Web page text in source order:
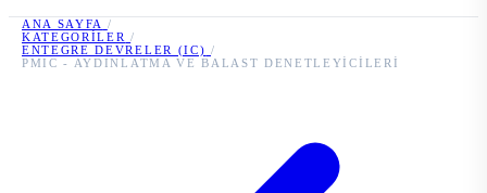
ANA SAYFA /
KATEGORILER /
ENTEGRE DEVRELER (IC) /
PMIC - AYDINLATMA VE BALAST DENETLEYICILERI